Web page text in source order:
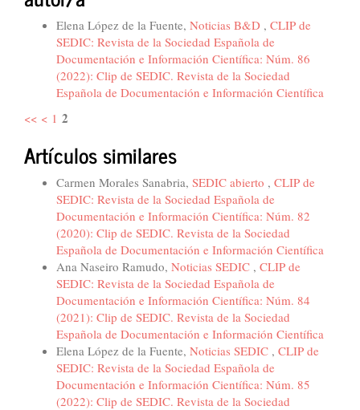
Elena López de la Fuente, Noticias B&D , CLIP de
SEDIC: Revista de la Sociedad Española de
Documentación e Información Científica: Núm. 86
(2022): Clip de SEDIC. Revista de la Sociedad
Española de Documentación e Información Científica
<< < 1 2
Artículos similares
Carmen Morales Sanabria, SEDIC abierto , CLIP de
SEDIC: Revista de la Sociedad Española de
Documentación e Información Científica: Núm. 82
(2020): Clip de SEDIC. Revista de la Sociedad
Española de Documentación e Información Científica
Ana Naseiro Ramudo, Noticias SEDIC , CLIP de
SEDIC: Revista de la Sociedad Española de
Documentación e Información Científica: Núm. 84
(2021): Clip de SEDIC. Revista de la Sociedad
Española de Documentación e Información Científica
Elena López de la Fuente, Noticias SEDIC , CLIP de
SEDIC: Revista de la Sociedad Española de
Documentación e Información Científica: Núm. 85
(2022): Clip de SEDIC. Revista de la Sociedad